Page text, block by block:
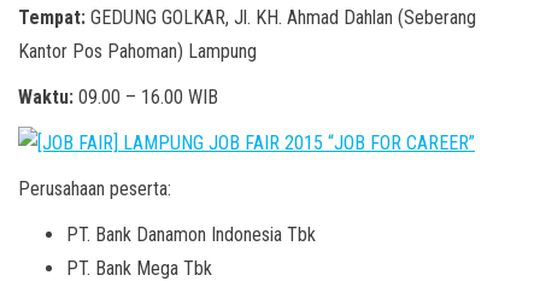
Tempat: GEDUNG GOLKAR, Jl. KH. Ahmad Dahlan (Seberang
Kantor Pos Pahoman) Lampung
Waktu: 09.00 – 16.00 WIB
Perusahaan peserta:
PT. Bank Danamon Indonesia Tbk
PT. Bank Mega Tbk